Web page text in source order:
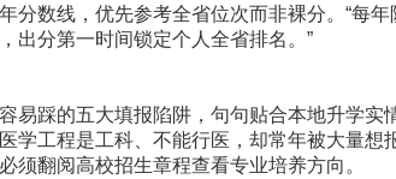
分数线，优先参考全省位次而非裸分。“每
出分第一时间锁定个人全省排名。”
踩的五大填报陷阱，句句贴合本地升学实
工程是工科、不能行医，却常年被大量想
须翻阅高校招生章程查看专业培养方向。